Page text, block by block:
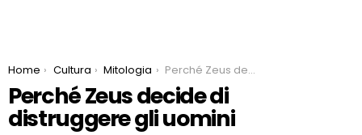
You are here:
Home Cultura Mitologia Perché Zeus decide di distruggere gli uomini
Perché Zeus decide di
distruggere gli uomini